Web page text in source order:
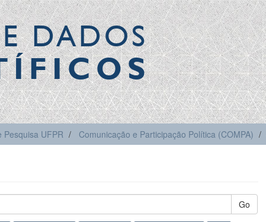
DADOS
Pesquisa UFPR Comunicação e Participação Política (COMPA)
Go